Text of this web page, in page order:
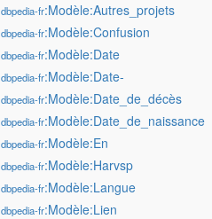
dbpedia-fr:Modèle:Autres_projets
dbpedia-fr:Modèle:Confusion
dbpedia-fr:Modèle:Date
dbpedia-fr:Modèle:Date-
dbpedia-fr:Modèle:Date_de_décès
dbpedia-fr:Modèle:Date_de_naissance
dbpedia-fr:Modèle:En
dbpedia-fr:Modèle:Harvsp
dbpedia-fr:Modèle:Langue
dbpedia-fr:Modèle:Lien